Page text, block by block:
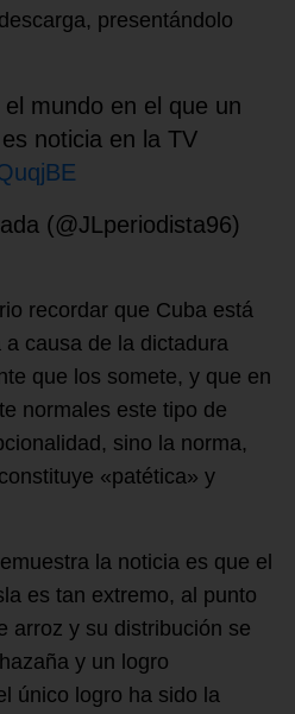
presentándolo
mundo en el que un
noticia en la TV
(@JLperiodista96)
recordar que Cuba está
causa de la dictadura
que los somete, y que en
normales este tipo de
sino la norma,
«patética» y
la noticia es que el
es tan extremo, al punto
arroz y su distribución se
y un logro
único logro ha sido la